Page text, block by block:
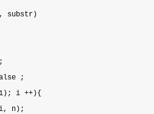
substr )
;
i ++){
i, n);